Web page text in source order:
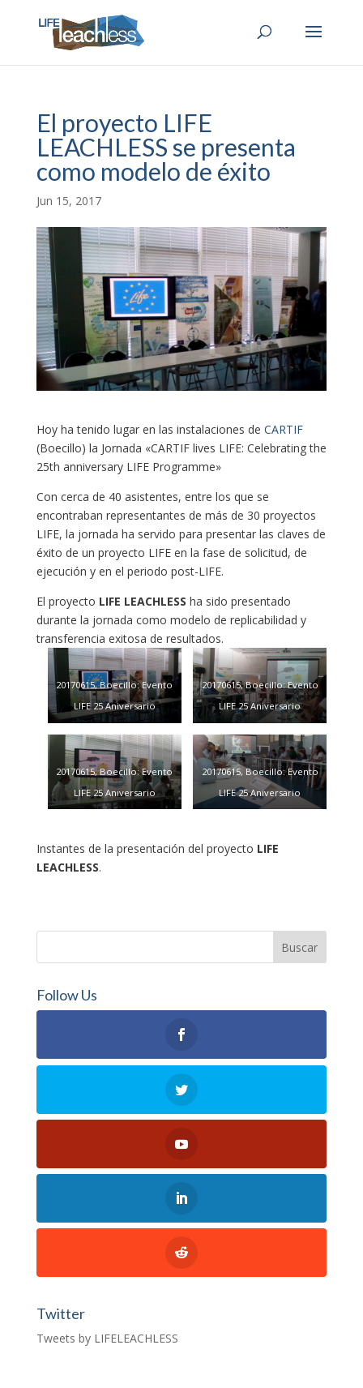
El proyecto LIFE
LEACHLESS se presenta
como modelo de éxito
Jun 15, 2017
Hoy ha tenido lugar en las instalaciones de CARTIF
(Boecillo) la Jornada «CARTIF lives LIFE: Celebrating the
25th anniversary LIFE Programme»
Con cerca de 40 asistentes, entre los que se
encontraban representantes de más de 30 proyectos
LIFE, la jornada ha servido para presentar las claves de
éxito de un proyecto LIFE en la fase de solicitud, de
ejecución y en el periodo post-LIFE.
El proyecto LIFE LEACHLESS ha sido presentado
durante la jornada como modelo de replicabilidad y
transferencia exitosa de resultados.
20170615, Boecillo: Evento
LIFE 25 Aniversario
20170615, Boecillo: Evento
LIFE 25 Aniversario
20170615, Boecillo: Evento
LIFE 25 Aniversario
20170615, Boecillo: Evento
LIFE 25 Aniversario
Instantes de la presentación del proyecto LIFE
LEACHLESS.
Follow Us
Twitter
Tweets by LIFELEACHLESS